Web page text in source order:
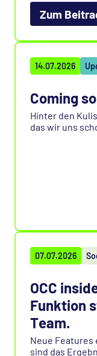
und was diese
bedeutet.
Zum
14.07.2026
Coming
Hinter den
das wir uns
07.07.2026
OCC
Funktion
Team.
Neue Features
sind das